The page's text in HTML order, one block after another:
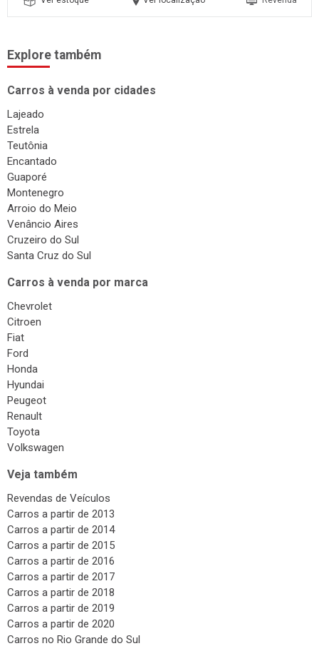
Explore também
Carros à venda por cidades
Lajeado
Estrela
Teutônia
Encantado
Guaporé
Montenegro
Arroio do Meio
Venâncio Aires
Cruzeiro do Sul
Santa Cruz do Sul
Carros à venda por marca
Chevrolet
Citroen
Fiat
Ford
Honda
Hyundai
Peugeot
Renault
Toyota
Volkswagen
Veja também
Revendas de Veículos
Carros a partir de 2013
Carros a partir de 2014
Carros a partir de 2015
Carros a partir de 2016
Carros a partir de 2017
Carros a partir de 2018
Carros a partir de 2019
Carros a partir de 2020
Carros no Rio Grande do Sul